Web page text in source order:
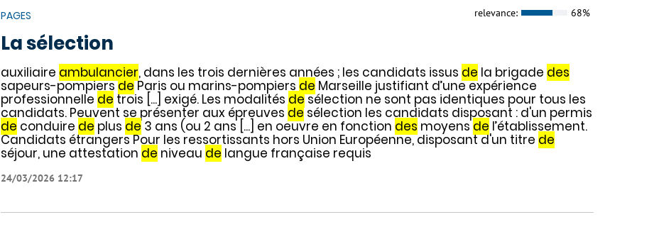
PAGES relevance: 68%
La sélection
auxiliaire ambulancier, dans les trois dernières années ; les candidats issus de la brigade des
sapeurs-pompiersdeParis ou marins-pompiers de Marseille justifiant d’une expérience
professionnelle de trois [...] exigé. Les modalités desélection ne sont pas identiques pour tous les
candidats. Peuvent se présenter aux épreuves desélection les candidats disposant : d'un permis
de conduire de plus de3 ans (ou 2 ans [...] en oeuvre en fonction des moyensde l’établissement.
Candidats étrangers Pour les ressortissants hors Union Européenne, disposant d'un titre de
séjour, une attestation de niveau de langue française requis
24/03/2026 12:17